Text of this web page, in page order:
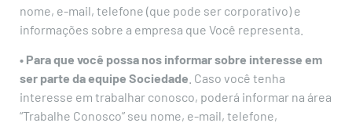
nome, e-mail, telefone (que pode ser corporativo) e
informações sobre a empresa que Você representa.
• Para que você possa nos informar sobre interesse em
ser parte da equipe Sociedade . Caso você tenha
interesse em trabalhar conosco, poderá informar na área
“Trabalhe Conosco” seu nome, e-mail, telefone,